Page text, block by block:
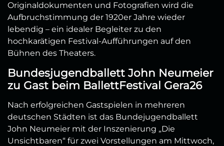
Originaldokumenten und Fotografien wird die
Aufbruchstimmung der 1920er Jahre wieder
lebendig – ein idealer Begleiter zu den
hochkarätigen Festival-Aufführungen auf den
Bühnen des Theaters.
Bundesjugendballett John Neumeier
zu Gast beim BallettFestival Gera26
Nach erfolgreichen Gastspielen in mehreren
deutschen Städten ist das Bundejugendballett
John Neumeier mit der Inszenierung „Die
Unsichtbaren“ für zwei Vorstellungen am Mittwoch,